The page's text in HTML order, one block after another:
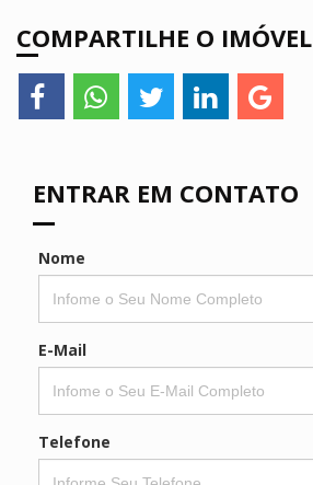
COMPARTILHE O IMÓVEL
ENTRAR EM CONTATO
Nome
E-Mail
Telefone